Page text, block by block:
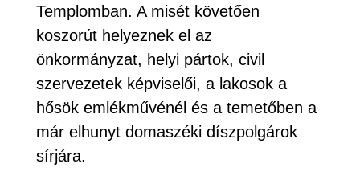
Templomban. A misét követően
koszorút helyeznek el az
önkormányzat, helyi pártok, civil
szervezetek képviselői, a lakosok a
hősök emlékművénél és a temetőben a
már elhunyt domaszéki díszpolgárok
sírjára.